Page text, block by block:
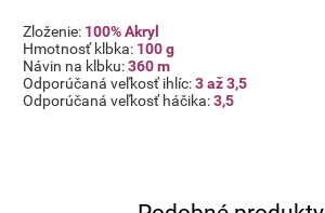
Zloženie: 100% Akryl
Hmotnosť klbka: 100 g
Návin na klbku:360 m
Odporúčaná veľkosť ihlíc:3 až 3,5
Odporúčaná veľkosť háčika:3,5